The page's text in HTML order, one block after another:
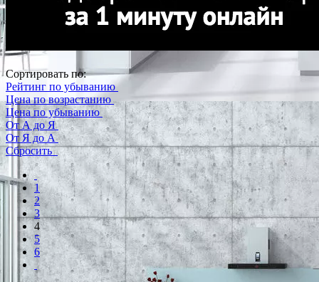
Сортировать по:
Рейтинг по убыванию
Цена по возрастанию
Цена по убыванию
От А до Я
От Я до А
Сбросить
1
2
3
4
5
6